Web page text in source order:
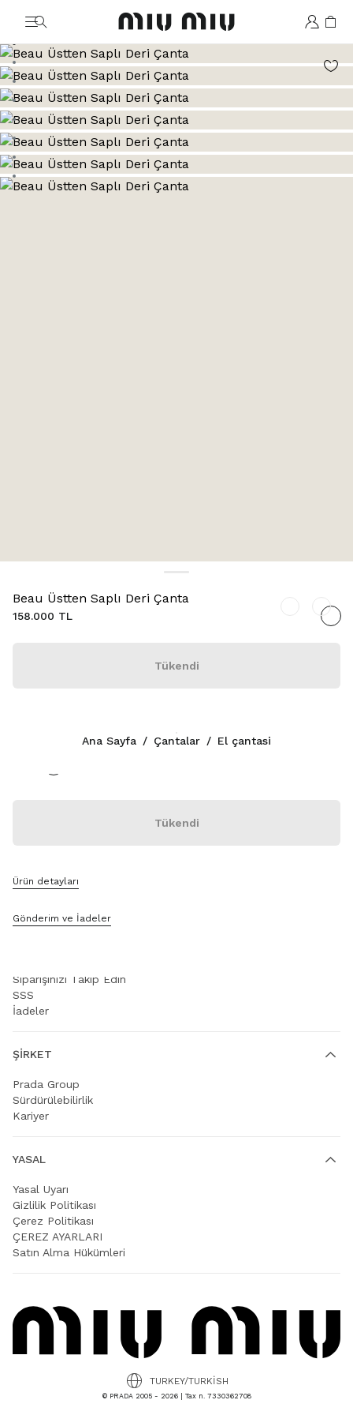
MiuMiu logo
Şu görsele git: 1
Şu görsele git: 2
Şu görsele git: 3
Şu görsele git: 4
Şu görsele git: 5
Şu görsele git: 6
Şu görsele git: 7
Şu görsele git: 8
Beau Üstten Saplı Deri Çanta
158.000 TL
Tükendi
Kahverengi
Tükendi
Ürün detayları
Gönderim ve İadeler
Ana Sayfa / Çantalar / El çantasi
Mağaza Bul
Site Haritası
Siparişinizi Takip Edin
SSS
İadeler
ŞIRKET
Prada Group
Sürdürülebilirlik
Kariyer
YASAL
Yasal Uyarı
Gizlilik Politikası
Çerez Politikası
ÇEREZ AYARLARI
Satın Alma Hükümleri
© PRADA 2005 - 2026 | Tax n. 7330362708
TURKEY/TURKISH